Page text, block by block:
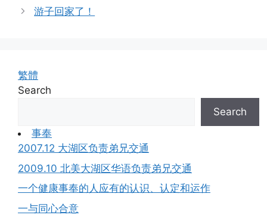
游子回家了！
繁體
Search
Search
事奉
2007.12 大湖区负责弟兄交通
2009.10 北美大湖区华语负责弟兄交通
一个健康事奉的人应有的认识、认定和运作
一与同心合意